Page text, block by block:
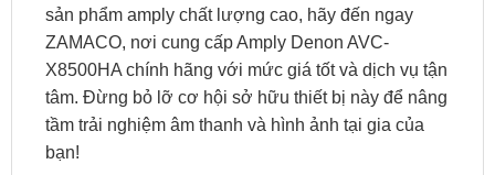
sản phẩm amply chất lượng cao, hãy đến ngay
ZAMACO, nơi cung cấp Amply Denon AVC-
X8500HA chính hãng với mức giá tốt và dịch vụ tận
tâm. Đừng bỏ lỡ cơ hội sở hữu thiết bị này để nâng
tầm trải nghiệm âm thanh và hình ảnh tại gia của
bạn!